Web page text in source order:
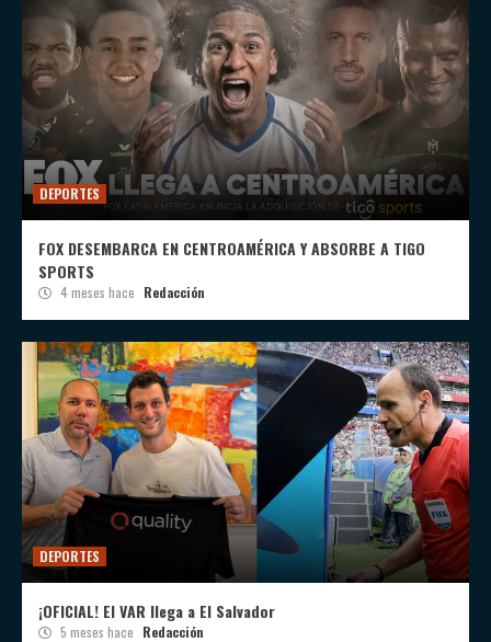
DEPORTES
FOX DESEMBARCA EN CENTROAMÉRICA Y ABSORBE A TIGO
SPORTS
4 meses hace Redacción
DEPORTES
¡OFICIAL! El VAR llega a El Salvador
5 meses hace Redacción